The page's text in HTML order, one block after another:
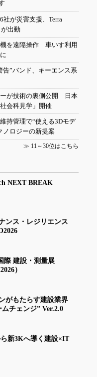
社が災害支援、Terra
が出動
機を遠隔操作 車いす利用
告”バンド、キーエンス系
が技術の裏側公開 日本
会科見学」開催
持管理で“使える3Dモデ
ロジーの新提案
≫ 11～30位はこちら
NEXT BREAK
ンス・レジリエンス
際 建設・測量展
）
がもたらす建設業界
ムチェンジ” Ver.2.0
新3Kへ導く建設×IT